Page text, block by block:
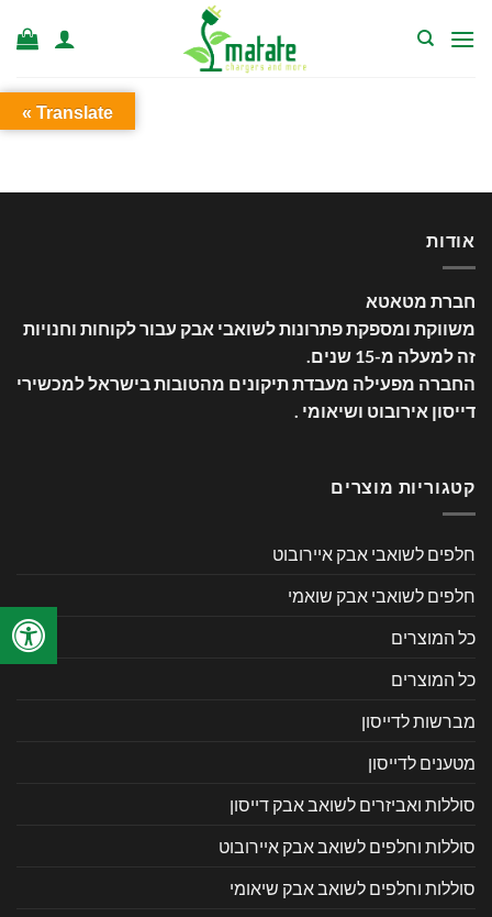
אודות
חברת מטאטא
משווקת ומספקת פתרונות לשואבי אבק עבור לקוחות וחנויות
זה למעלה מ-15 שנים
החברה מפעילה מעבדת תיקונים מהטובות בישראל למכשירי
דייסון אירובוט ושיאומי .
קטגוריות מוצרים
חלפים לשואבי אבק איירובוט
חלפים לשואבי אבק שואמי
כל המוצרים
כל המוצרים
מברשות לדייסון
מטענים לדייסון
סוללות ואביזרים לשואב אבק דייסון
סוללות וחלפים לשואב אבק איירובוט
סוללות וחלפים לשואב אבק שיאומי
Translate »